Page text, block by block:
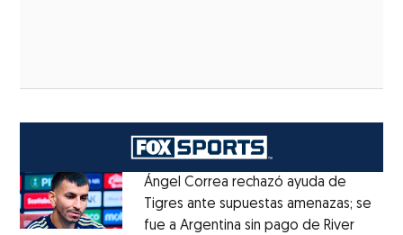
Ángel Correa rechazó ayuda de
Tigres ante supuestas amenazas; se
fue a Argentina sin pago de RiverOpens